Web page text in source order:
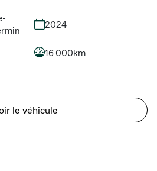
2024
16 000km
le véhicule